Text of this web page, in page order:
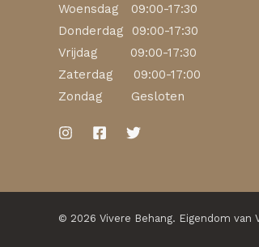
Woensdag 09:00-17:30
Donderdag 09:00-17:30
Vrijdag 09:00-17:30
Zaterdag 09:00-17:00
Zondag Gesloten
© 2026 Vivere Behang. Eigendom van